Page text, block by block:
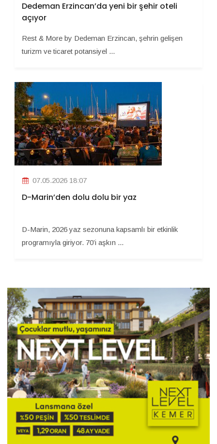
Dedeman Erzincan’da yeni bir şehir oteli
açıyor
Rest & More by Dedeman Erzincan, şehrin gelişen
turizm ve ticaret potansiyel ...
07.05.2026 18:07
D-Marin’den dolu dolu bir yaz
D-Marin, 2026 yaz sezonuna kapsamlı bir etkinlik
programıyla giriyor. 70’i aşkın ...